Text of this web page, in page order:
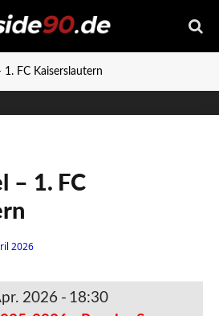
1. FC Kaiserslautern
– 1. FC
2026
2026 - 18:30